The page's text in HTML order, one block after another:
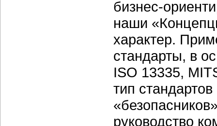
бизнес-
наши
характер.
стандарты, в
ISO 13335,
тип
руководство